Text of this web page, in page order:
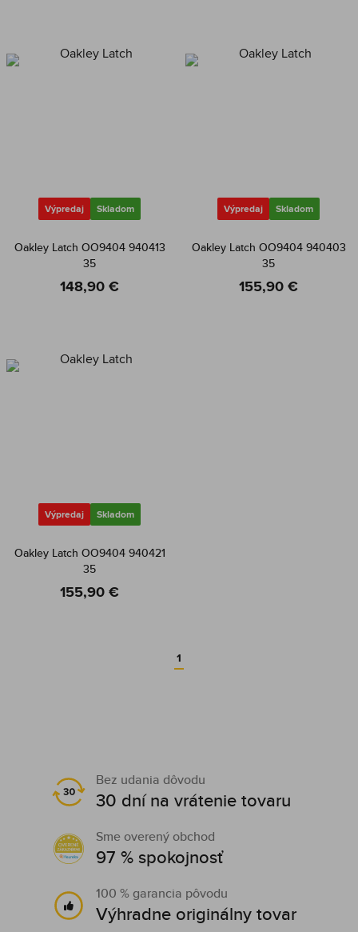
Výpredaj Skladom
Oakley Latch OO9404 940413
35
148,90 €
Výpredaj Skladom
Oakley Latch OO9404 940403
35
155,90 €
Výpredaj Skladom
Oakley Latch OO9404 940421
35
155,90 €
1
Bez udania dôvodu
30 dní na vrátenie tovaru
Sme overený obchod
97 % spokojnosť
100 % garancia pôvodu
Výhradne originálny tovar